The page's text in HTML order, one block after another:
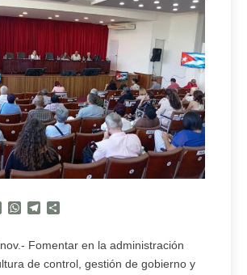
Threads
WhatsApp
Telegram
Fomentar en la administración
de control, gestión de gobierno y